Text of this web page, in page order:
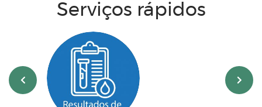
Serviços rápidos
‹ ›